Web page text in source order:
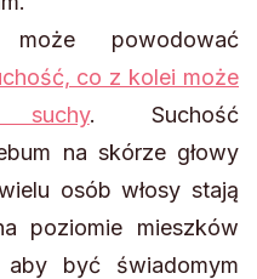
powodować
co z kolei może
suchy. Suchość
na skórze głowy
osób włosy stają
poziomie mieszków
aby być świadomym